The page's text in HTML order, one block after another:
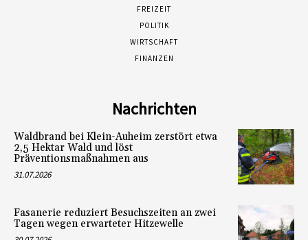
FREIZEIT
POLITIK
WIRTSCHAFT
FINANZEN
Nachrichten
Waldbrand bei Klein-Auheim zerstört etwa
2,5 Hektar Wald und löst
Präventionsmaßnahmen aus
31.07.2026
Fasanerie reduziert Besuchszeiten an zwei
Tagen wegen erwarteter Hitzewelle